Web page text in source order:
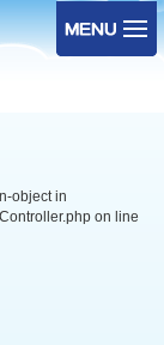
object in
on line